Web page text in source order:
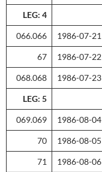
LEG: 4
066.066 1986-07-21
67 1986-07-22
068.068 1986-07-23
LEG: 5
069.069 1986-08-04
70 1986-08-05
71 1986-08-06